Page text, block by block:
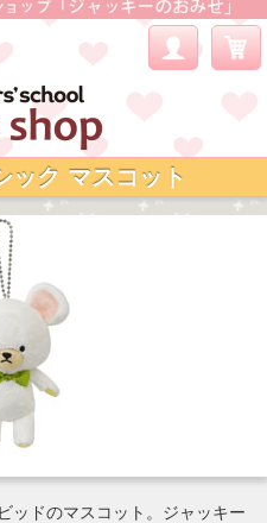
ック マスコット
ッドのマスコット。ジャッキー